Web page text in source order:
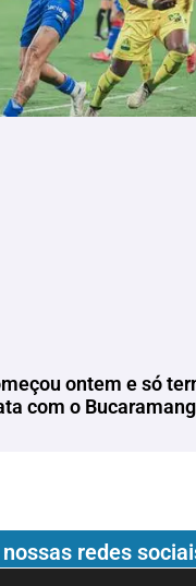
ontem e só
com o
redes